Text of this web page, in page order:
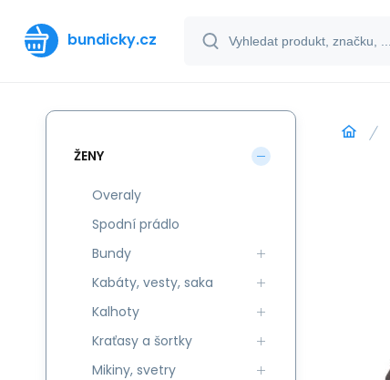
bundicky.cz
ŽENY
Overaly
Spodní prádlo
Bundy
Kabáty, vesty, saka
Kalhoty
Kraťasy a šortky
Mikiny, svetry